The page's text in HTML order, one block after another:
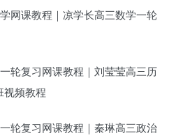
学网课教程｜凉学长高三数学一轮
一轮复习网课教程｜刘莹莹高三历
视频教程
一轮复习网课教程｜秦琳高三政治